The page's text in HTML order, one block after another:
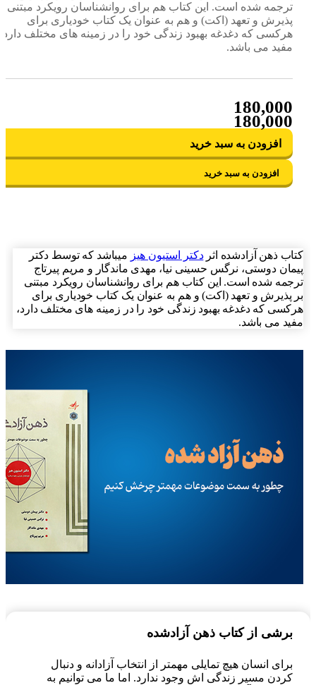
ترجمه شده است. این کتاب هم برای روانشناسان رویکرد مبتنی بر
پذیرش و تعهد (اکت) و هم به عنوان یک کتاب خودیاری برای
هرکسی که دغدغه بهبود زندگی خود را در زمینه های مختلف دارد،
مفید می باشد.
180,000
180,000
افزودن به سبد خرید
افزودن به سبد خرید
ذهن آزادشده اثردکتر استیون هیزمیباشد که توسط دکتر
دوستی، نرگس حسینی نیا، مهدی ماندگار و مریم پیرتاج
شده است. این کتاب هم برای روانشناسان رویکرد مبتنی
پذیرش و تعهد (اکت) و هم به عنوان یک کتاب خودیاری برای
که دغدغه بهبود زندگی خود را در زمینه های مختلف دارد،
می باشد.
برشی از کتاب ذهن آزادشده
برای انسان هیچ تمایلی مهمتر از انتخاب آزادانه و دنبال
کردن مسیر زندگی اش وجود ندارد. اما ما می توانیم به